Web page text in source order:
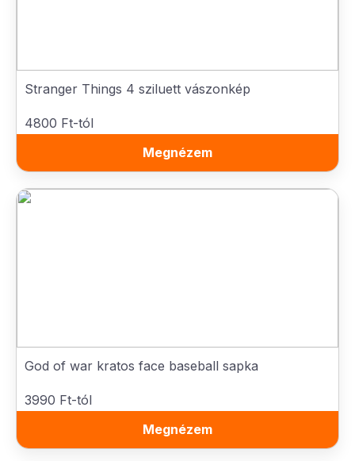
Stranger Things 4 sziluett vászonkép
4800 Ft-tól
Megnézem
God of war kratos face baseball sapka
3990 Ft-tól
Megnézem